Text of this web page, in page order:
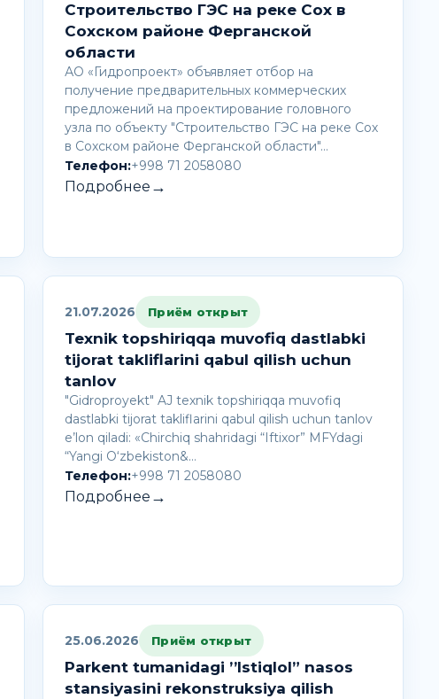
Строительство ГЭС на реке Сох в
Сохском районе Ферганской
области
АО «Гидропроект» объявляет отбор на
получение предварительных коммерческих
предложений на проектирование головного
узла по объекту "Строительство ГЭС на реке Сох
в Сохском районе Ферганской области"…
Телефон:+998 71 2058080
Подробнее →
21.07.2026 Приём открыт
Texnik topshiriqqa muvofiq dastlabki
tijorat takliflarini qabul qilish uchun
tanlov
"Gidroproyekt" AJ texnik topshiriqqa muvofiq
dastlabki tijorat takliflarini qabul qilish uchun tanlov
e’lon qiladi: «Chirchiq shahridagi “Iftixor” MFYdagi
“Yangi O‘zbekiston&…
Телефон:+998 71 2058080
Подробнее →
25.06.2026 Приём открыт
Parkent tumanidagi ’’Istiqlol” nasos
stansiyasini rekonstruksiya qilish